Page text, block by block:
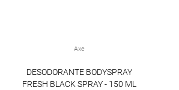
Axe
DESODORANTE BODYSPRAY
FRESH BLACK SPRAY - 150 ML